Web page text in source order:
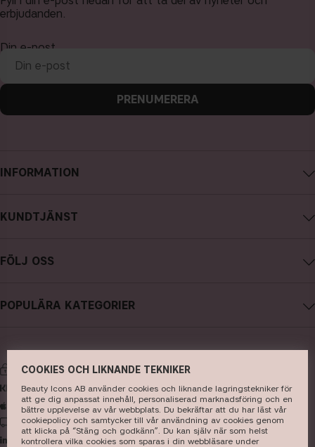
INFORMATION
Cookies
Butik
KUNDTJÄNST
FÖLJ OSS
Pinterest
POPULÄRA KATEGORIER
smink
hudvård
hårvård
erbjudanden.
Din e-post
PRENUMERERA
BETALNING
LEVERANS
COOKIES OCH LIKNANDE TEKNIKER
Beauty Icons AB använder cookies och liknande lagringstekniker för
att ge dig anpassat innehåll, personaliserad marknadsföring och en
bättre upplevelse av vår webbplats. Du bekräftar att du har läst vår
cookiepolicy och samtycker till vår användning av cookies genom
att klicka på “Stäng och godkänn”. Du kan själv när som helst
kontrollera vilka cookies som sparas i din webbläsare under